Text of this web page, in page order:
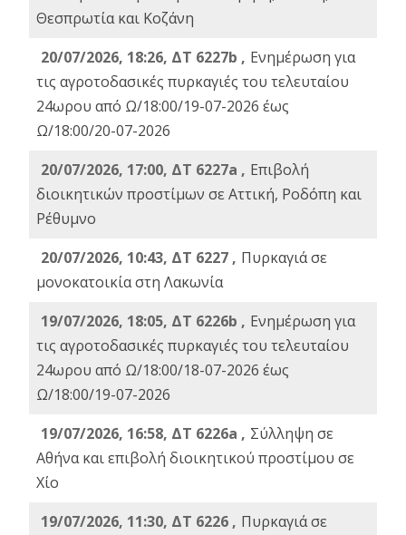
Θεσπρωτία και Κοζάνη
20/07/2026, 18:26, ΔΤ 6227b , Ενημέρωση για
τις αγροτοδασικές πυρκαγιές του τελευταίου
24ωρου από Ω/18:00/19-07-2026 έως
Ω/18:00/20-07-2026
20/07/2026, 17:00, ΔΤ 6227a , Επιβολή
διοικητικών προστίμων σε Αττική, Ροδόπη και
Ρέθυμνο
20/07/2026, 10:43, ΔΤ 6227 , Πυρκαγιά σε
μονοκατοικία στη Λακωνία
19/07/2026, 18:05, ΔΤ 6226b , Ενημέρωση για
τις αγροτοδασικές πυρκαγιές του τελευταίου
24ωρου από Ω/18:00/18-07-2026 έως
Ω/18:00/19-07-2026
19/07/2026, 16:58, ΔΤ 6226a , Σύλληψη σε
Αθήνα και επιβολή διοικητικού προστίμου σε
Χίο
19/07/2026, 11:30, ΔΤ 6226 , Πυρκαγιά σε